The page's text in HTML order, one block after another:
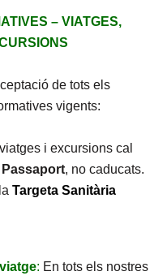
– VIATGES,
de tots els
vigents:
i excursions cal
Passaport, no caducats.
Targeta Sanitària
: En tots els nostres